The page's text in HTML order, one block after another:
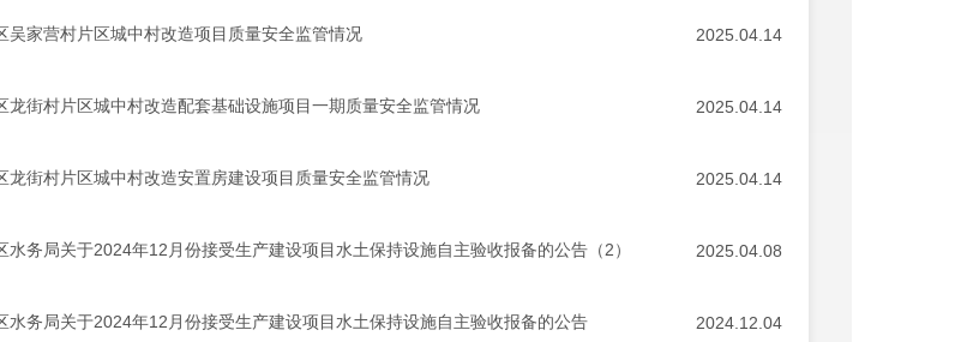
吴家营村片区城中村改造项目质量安全监管情况 2025.04.14
龙街村片区城中村改造配套基础设施项目一期质量安全监管情况 2025.04.14
龙街村片区城中村改造安置房建设项目质量安全监管情况 2025.04.14
水务局关于2024年12月份接受生产建设项目水土保持设施自主验收报备的公告（2） 2025.04.08
水务局关于2024年12月份接受生产建设项目水土保持设施自主验收报备的公告 2024.12.04